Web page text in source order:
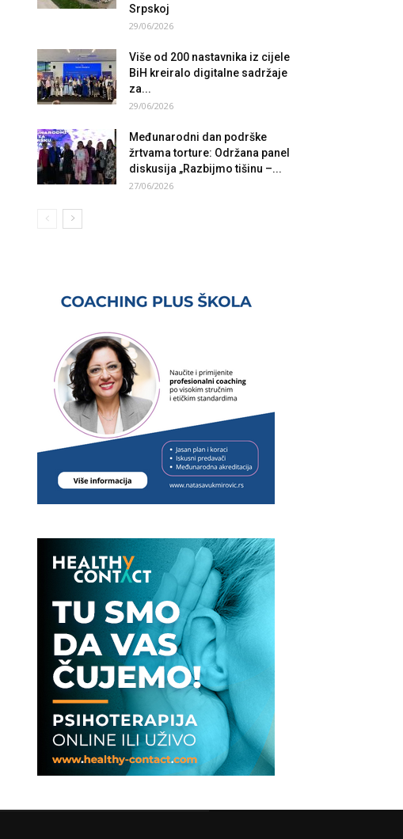
Srpskoj
29/06/2026
Više od 200 nastavnika iz cijele
BiH kreiralo digitalne sadržaje
za...
29/06/2026
Međunarodni dan podrške
žrtvama torture: Održana panel
diskusija „Razbijmo tišinu –...
27/06/2026